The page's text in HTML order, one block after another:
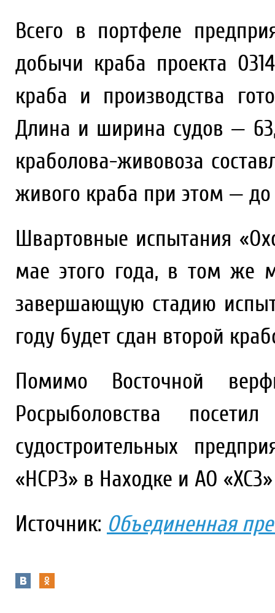
Всего в портфеле
добычи краба проекта
краба и производства
Длина и ширина судов —
краболова-живовоза
живого краба при этом — до
Швартовные испытания
мае этого года, в том же
завершающую стадию
году будет сдан второй
Помимо Восточной
Росрыболовства
судостроительных
«НСРЗ» в Находке и АО
Источник: Объединенная